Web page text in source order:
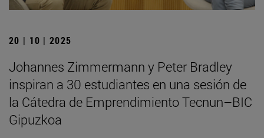
20 | 10 | 2025
Johannes Zimmermann y Peter Bradley
inspiran a 30 estudiantes en una sesión de
la Cátedra de Emprendimiento Tecnun–BIC
Gipuzkoa